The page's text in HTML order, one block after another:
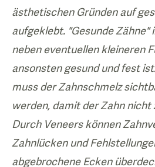
ästhetischen Gründen auf
aufgeklebt. "Gesunde Zähne"
neben eventuellen kleineren
ansonsten gesund und fest
muss der Zahnschmelz
werden, damit der Zahn
Durch Veneers können
Zahnlücken und
abgebrochene Ecken